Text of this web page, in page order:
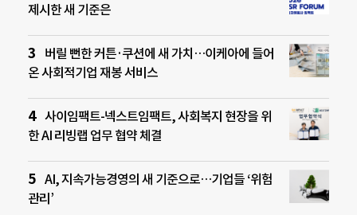
제시한 새 기준은
버릴 뻔한 커튼·쿠션에 새 가치…이케아에 들어
온 사회적기업 재봉 서비스
사이임팩트-넥스트임팩트, 사회복지 현장을 위
한 AI 리빙랩 업무 협약 체결
AI, 지속가능경영의 새 기준으로…기업들 ‘위험
관리’